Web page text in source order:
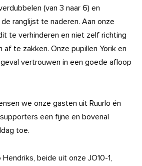
(van 3 naar 6) en
ranglijst te naderen. Aan onze
te verhinderen en niet zelf richting
te zakken. Onze pupillen Yorik en
vertrouwen in een goede afloop
we onze gasten uit Ruurlo én
een fijne en bovenal
toe.
beide uit onze JO10-1,